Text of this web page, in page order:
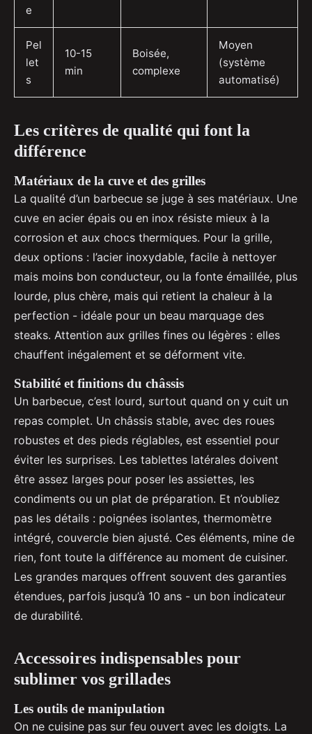
e
Pel
let
s
10-15
min
Boisée,
complexe
Moyen
(système
automatisé)
Les critères de qualité qui font la
différence
Matériaux de la cuve et des grilles
La qualité d’un barbecue se juge à ses matériaux. Une
cuve en acier épais ou en inox résiste mieux à la
corrosion et aux chocs thermiques. Pour la grille,
deux options : l’acier inoxydable, facile à nettoyer
mais moins bon conducteur, ou la fonte émaillée, plus
lourde, plus chère, mais qui retient la chaleur à la
perfection - idéale pour un beau marquage des
steaks. Attention aux grilles fines ou légères : elles
chauffent inégalement et se déforment vite.
Stabilité et finitions du châssis
Un barbecue, c’est lourd, surtout quand on y cuit un
repas complet. Un châssis stable, avec des roues
robustes et des pieds réglables, est essentiel pour
éviter les surprises. Les tablettes latérales doivent
être assez larges pour poser les assiettes, les
condiments ou un plat de préparation. Et n’oubliez
pas les détails : poignées isolantes, thermomètre
intégré, couvercle bien ajusté. Ces éléments, mine de
rien, font toute la différence au moment de cuisiner.
Les grandes marques offrent souvent des garanties
étendues, parfois jusqu’à 10 ans - un bon indicateur
de durabilité.
Accessoires indispensables pour
sublimer vos grillades
Les outils de manipulation
On ne cuisine pas sur feu ouvert avec les doigts. La